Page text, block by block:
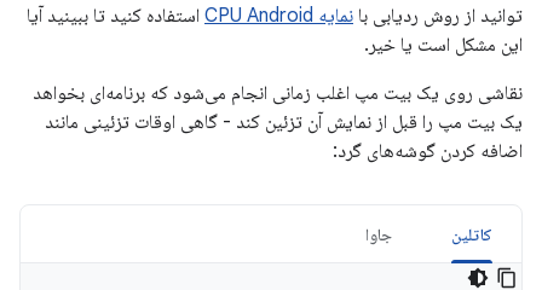
توانید از روش ردیابی با نمایه CPU Android
استفاده کنید تا ببینید آیا
این مشکل است یا خیر.
نقاشی روی یک بیت مپ اغلب زمانی انجام می‌شود که برنامه‌ای بخواهد
یک بیت مپ را قبل از نمایش آن تزئین کند - گاهی اوقات تزئینی مانند
اضافه کردن گوشه‌های گرد:
کاتلین جاوا